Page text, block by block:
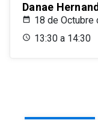
Danae
18 de Octubre
13:30 a 14:30